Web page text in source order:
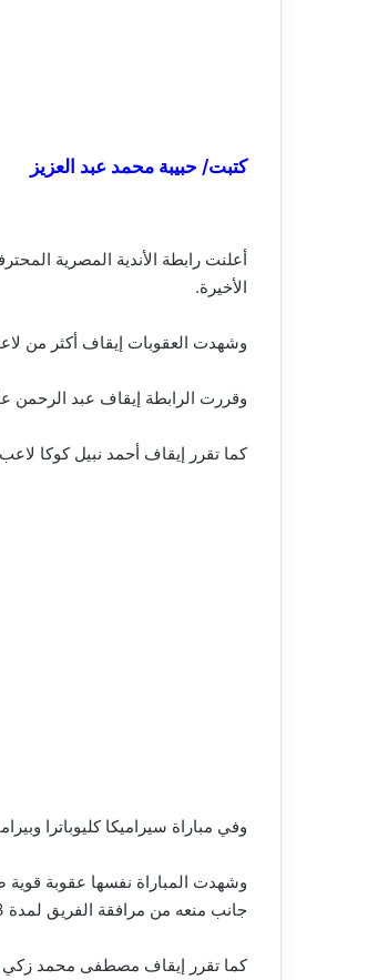
كتبت/ حبيبة محمد عبد العزيز
أعلنت رابطة الأندية المصرية
الأخيرة.
وشهدت العقوبات إيقاف أكثر من
وقررت الرابطة إيقاف عبد الرحمن عامر حسين لاعب سموحة
كما تقرر إيقاف أحمد نبيل كوكا لاعب الأهلي مباراة واحدة وتغريمه 5
وفي مباراة سيراميكا كليوباترا وبيراميدز،
وشهدت المباراة نفسها عقوبة قوية
جانب منعه من مرافقة الفريق لمدة 3 مباريات وتوقيع غرامة مالية قدرها 20 ألف جنيه، بسبب التلفظ بعبارات تجاه حكم المباراة.
كما تقرر إيقاف مصطفى محمد زكي لاعب بيراميدز